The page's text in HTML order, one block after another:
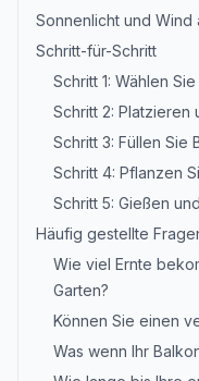
Sonnenlicht und Wind
Schritt-für-Schritt
Schritt 1: Wählen
Schritt 2: Platzieren
Schritt 3: Füllen Sie
Schritt 4: Pflanzen
Schritt 5: Gießen
Häufig gestellte
Wie viel Ernte
Garten?
Können Sie einen
Was wenn Ihr